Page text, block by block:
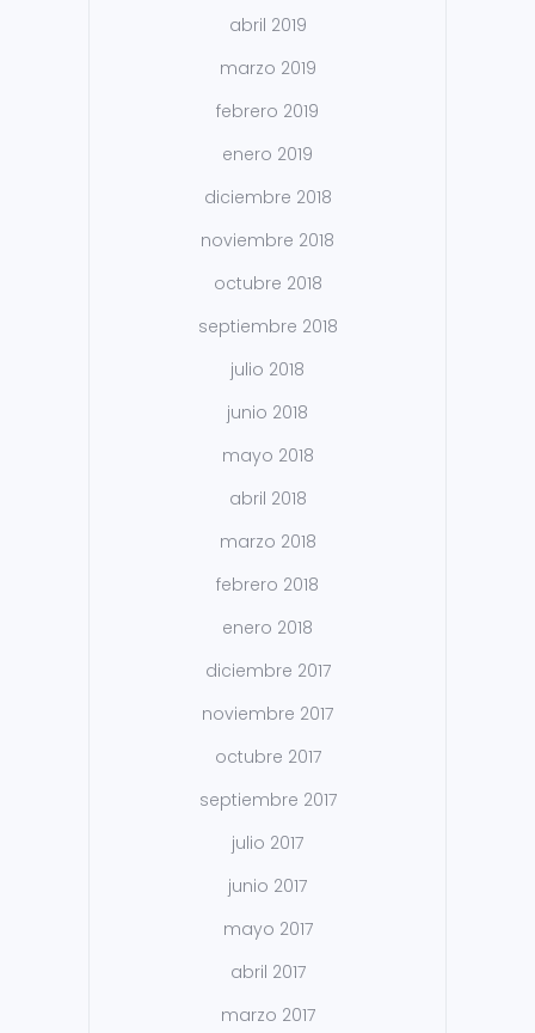
abril 2019
marzo 2019
febrero 2019
enero 2019
diciembre 2018
noviembre 2018
octubre 2018
septiembre 2018
julio 2018
junio 2018
mayo 2018
abril 2018
marzo 2018
febrero 2018
enero 2018
diciembre 2017
noviembre 2017
octubre 2017
septiembre 2017
julio 2017
junio 2017
mayo 2017
abril 2017
marzo 2017